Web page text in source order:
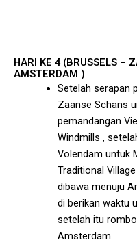
HARI KE 4 (BRUSSELS –
AMSTERDAM )
Setelah serapan
Zaanse Schans
pemandangan
Windmills ,
Volendam untuk
Traditional
dibawa menuju
di berikan waktu
setelah itu
Amsterdam.